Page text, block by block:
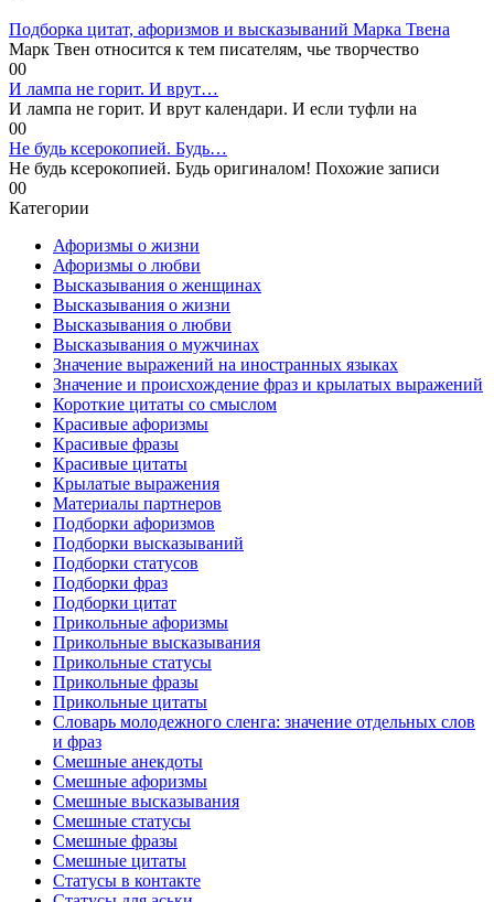
Подборка цитат, афоризмов и высказываний Марка Твена
Марк Твен относится к тем писателям, чье творчество
00
И лампа не горит. И врут…
И лампа не горит. И врут календари. И если туфли на
00
Не будь ксерокопией. Будь…
Не будь ксерокопией. Будь оригиналом! Похожие записи
00
Категории
Афоризмы о жизни
Афоризмы о любви
Высказывания о женщинах
Высказывания о жизни
Высказывания о любви
Высказывания о мужчинах
Значение выражений на иностранных языках
Значение и происхождение фраз и крылатых выражений
Короткие цитаты со смыслом
Красивые афоризмы
Красивые фразы
Красивые цитаты
Крылатые выражения
Материалы партнеров
Подборки афоризмов
Подборки высказываний
Подборки статусов
Подборки фраз
Подборки цитат
Прикольные афоризмы
Прикольные высказывания
Прикольные статусы
Прикольные фразы
Прикольные цитаты
Словарь молодежного сленга: значение отдельных слов
и фраз
Смешные анекдоты
Смешные афоризмы
Смешные высказывания
Смешные статусы
Смешные фразы
Смешные цитаты
Статусы в контакте